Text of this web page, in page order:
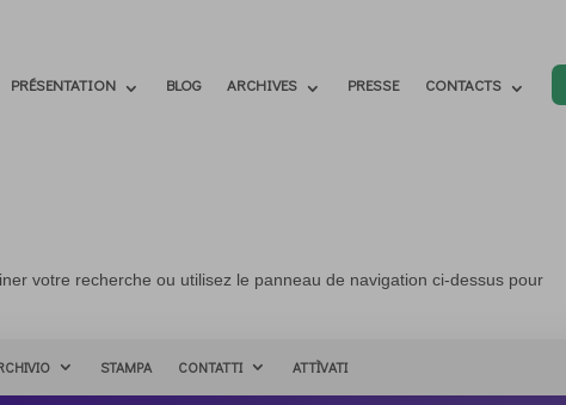
PRÉSENTATION BLOG ARCHIVES PRESSE CONTACTS
votre recherche ou utilisez le panneau de navigation ci-dessus pour
STAMPA CONTATTI ATTÌVATI